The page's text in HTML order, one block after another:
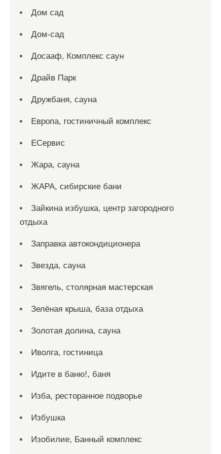
Дом сад
Дом-сад
Досааф, Комплекс саун
Драйв Парк
Дружбаня, сауна
Европа, гостиничный комплекс
ЕСервис
Жара, сауна
ЖАРА, сибирские бани
Зайкина избушка, центр загородного
отдыха
Заправка автокондиционера
Звезда, сауна
Звягель, столярная мастерская
Зелёная крыша, база отдыха
Золотая долина, сауна
Иволга, гостиница
Идите в баню!, баня
Изба, ресторанное подворье
Избушка
Изобилие, Банный комплекс